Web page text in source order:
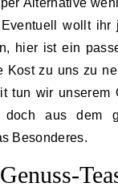
Alternative
wollt
hier ist ein
zu uns zu
tun wir unserem
aus dem
Besonderes.